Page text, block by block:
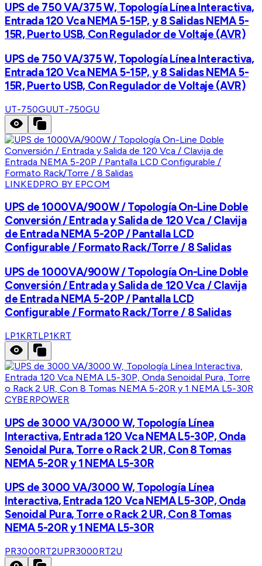
UPS de 750 VA/375 W, Topología Línea Interactiva,
Entrada 120 Vca NEMA 5-15P, y 8 Salidas NEMA 5-
15R, Puerto USB, Con Regulador de Voltaje (AVR)
UPS de 750 VA/375 W, Topología Línea Interactiva,
Entrada 120 Vca NEMA 5-15P, y 8 Salidas NEMA 5-
15R, Puerto USB, Con Regulador de Voltaje (AVR)
UT-750GUUT-750GU
LINKEDPRO BY EPCOM
UPS de 1000VA/900W / Topología On-Line Doble
Conversión / Entrada y Salida de 120 Vca / Clavija
de Entrada NEMA 5-20P / Pantalla LCD
Configurable / Formato Rack/Torre / 8 Salidas
UPS de 1000VA/900W / Topología On-Line Doble
Conversión / Entrada y Salida de 120 Vca / Clavija
de Entrada NEMA 5-20P / Pantalla LCD
Configurable / Formato Rack/Torre / 8 Salidas
LP1KRTLP1KRT
CYBERPOWER
UPS de 3000 VA/3000 W, Topología Línea
Interactiva, Entrada 120 Vca NEMA L5-30P, Onda
Senoidal Pura, Torre o Rack 2 UR, Con 8 Tomas
NEMA 5-20R y 1 NEMA L5-30R
UPS de 3000 VA/3000 W, Topología Línea
Interactiva, Entrada 120 Vca NEMA L5-30P, Onda
Senoidal Pura, Torre o Rack 2 UR, Con 8 Tomas
NEMA 5-20R y 1 NEMA L5-30R
PR3000RT2UPR3000RT2U